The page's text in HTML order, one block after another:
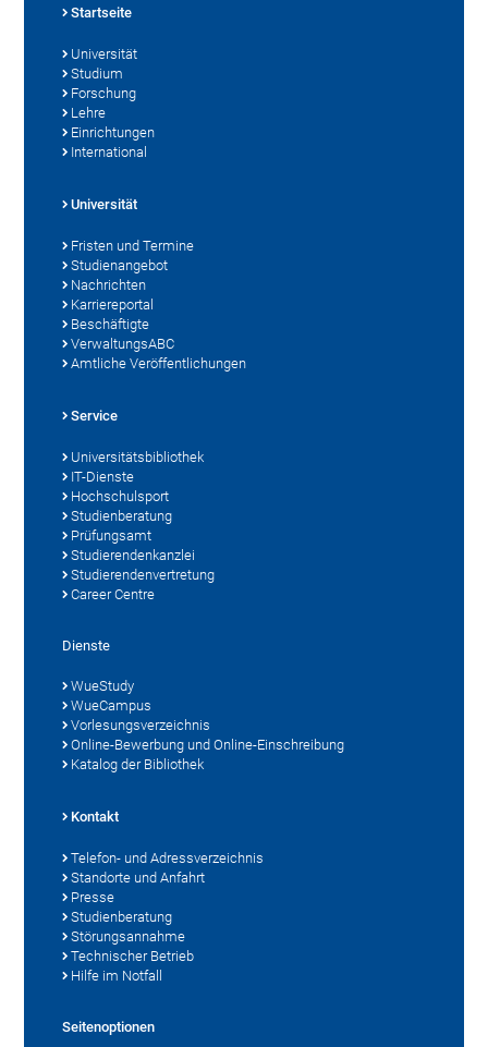
Startseite
Universität
Studium
Forschung
Lehre
Einrichtungen
International
Universität
Fristen und Termine
Studienangebot
Nachrichten
Karriereportal
Beschäftigte
VerwaltungsABC
Amtliche Veröffentlichungen
Service
Universitätsbibliothek
IT-Dienste
Hochschulsport
Studienberatung
Prüfungsamt
Studierendenkanzlei
Studierendenvertretung
Career Centre
Dienste
WueStudy
WueCampus
Vorlesungsverzeichnis
Online-Bewerbung und Online-Einschreibung
Katalog der Bibliothek
Kontakt
Telefon- und Adressverzeichnis
Standorte und Anfahrt
Presse
Studienberatung
Störungsannahme
Technischer Betrieb
Hilfe im Notfall
Seitenoptionen